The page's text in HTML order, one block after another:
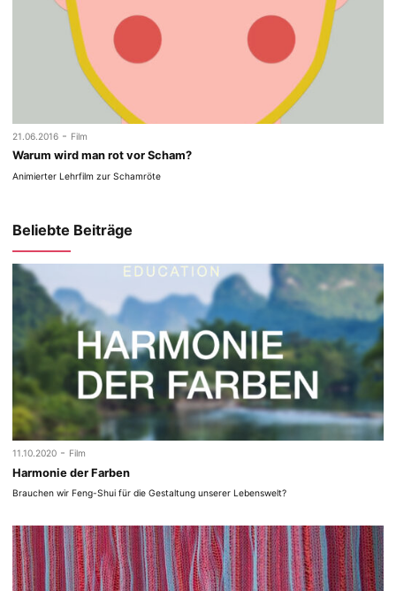
21.06.2016 - Film
Warum wird man rot vor Scham?
Animierter Lehrfilm zur Schamröte
Beliebte Beiträge
11.10.2020 - Film
Harmonie der Farben
Brauchen wir Feng-Shui für die Gestaltung unserer Lebenswelt?